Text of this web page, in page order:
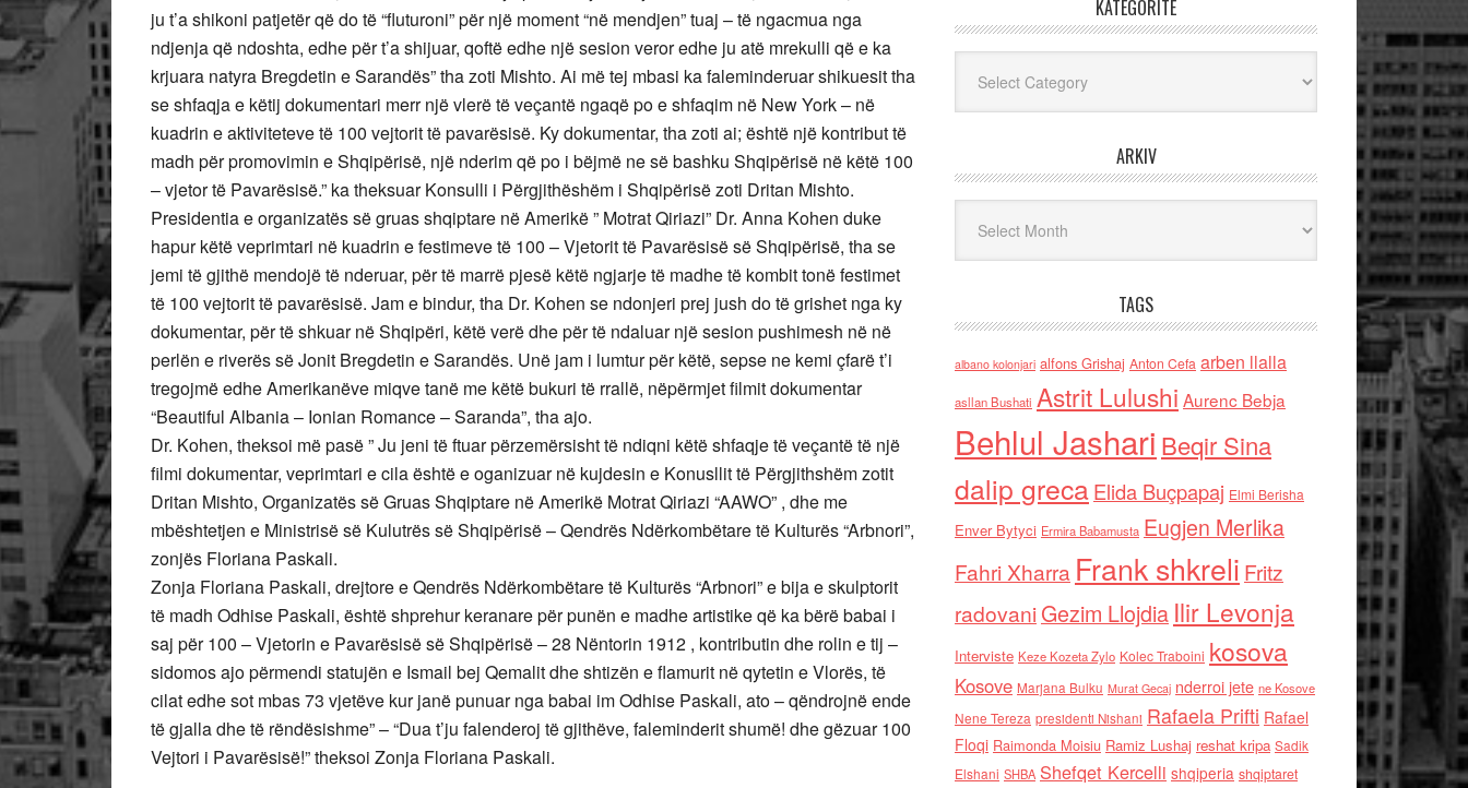
ju t’a shikoni patjetër që do të “fluturoni” për një moment “në mendjen” tuaj – të ngacmua nga
ndjenja që ndoshta, edhe për t’a shijuar, qoftë edhe një sesion veror edhe ju atë mrekulli që e ka
krjuara natyra Bregdetin e Sarandës” tha zoti Mishto. Ai më tej mbasi ka faleminderuar shikuesit tha
se shfaqja e këtij dokumentari merr një vlerë të veçantë ngaqë po e shfaqim në New York – në
kuadrin e aktiviteteve të 100 vejtorit të pavarësisë. Ky dokumentar, tha zoti ai; është një kontribut të
madh për promovimin e Shqipërisë, një nderim që po i bëjmë ne së bashku Shqipërisë në këtë 100
– vjetor të Pavarësisë.” ka theksuar Konsulli i Përgjithëshëm i Shqipërisë zoti Dritan Mishto.
Presidentia e organizatës së gruas shqiptare në Amerikë ” Motrat Qiriazi” Dr. Anna Kohen duke
hapur këtë veprimtari në kuadrin e festimeve të 100 – Vjetorit të Pavarësisë së Shqipërisë, tha se
jemi të gjithë mendojë të nderuar, për të marrë pjesë këtë ngjarje të madhe të kombit tonë festimet
të 100 vejtorit të pavarësisë. Jam e bindur, tha Dr. Kohen se ndonjeri prej jush do të grishet nga ky
dokumentar, për të shkuar në Shqipëri, këtë verë dhe për të ndaluar një sesion pushimesh në në
perlën e riverës së Jonit Bregdetin e Sarandës. Unë jam i lumtur për këtë, sepse ne kemi çfarë t’i
tregojmë edhe Amerikanëve miqve tanë me këtë bukuri të rrallë, nëpërmjet filmit dokumentar
“Beautiful Albania – Ionian Romance – Saranda”, tha ajo.
Dr. Kohen, theksoi më pasë ” Ju jeni të ftuar përzemërsisht të ndiqni këtë shfaqje të veçantë të një
filmi dokumentar, veprimtari e cila është e oganizuar në kujdesin e Konusllit të Përgjithshëm zotit
Dritan Mishto, Organizatës së Gruas Shqiptare në Amerikë Motrat Qiriazi “AAWO” , dhe me
mbështetjen e Ministrisë së Kulutrës së Shqipërisë – Qendrës Ndërkombëtare të Kulturës “Arbnori”,
zonjës Floriana Paskali.
Zonja Floriana Paskali, drejtore e Qendrës Ndërkombëtare të Kulturës “Arbnori” e bija e skulptorit
të madh Odhise Paskali, është shprehur keranare për punën e madhe artistike që ka bërë babai i
saj për 100 – Vjetorin e Pavarësisë së Shqipërisë – 28 Nëntorin 1912 , kontributin dhe rolin e tij –
sidomos ajo përmendi statujën e Ismail bej Qemalit dhe shtizën e flamurit në qytetin e Vlorës, të
cilat edhe sot mbas 73 vjetëve kur janë punuar nga babai im Odhise Paskali, ato – qëndrojnë ende
të gjalla dhe të rëndësishme” – “Dua t’ju falenderoj të gjithëve, faleminderit shumë! dhe gëzuar 100
Vejtori i Pavarësisë!” theksoi Zonja Floriana Paskali.
KATEGORITË
ARKIV
TAGS
albano kolonjari alfons Grishaj Anton Cefa arben llalla
asllan Bushati Astrit Lulushi Aurenc Bebja
Behlul Jashari Beqir Sina
dalip grecaElida Buçpapaj Elmi Berisha
Enver Bytyci Ermira Babamusta Eugjen Merlika
Fahri Xharra Frank shkreli Fritz
radovaniGezim Llojdia Ilir Levonja
Interviste Keze Kozeta Zylo Kolec Traboini kosova
Kosove Marjana Bulku Murat Gecaj nderroi jete ne Kosove
Nene Tereza presidenti Nishani Rafaela Prifti Rafael
Floqi Raimonda Moisiu Ramiz Lushaj reshat kripa Sadik
Elshani SHBA Shefqet Kercelli shqiperia shqiptaret